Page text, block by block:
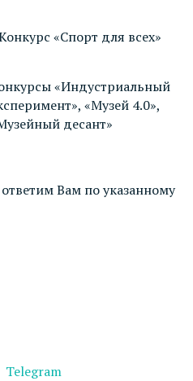
«Спорт для всех»
«Индустриальный
«Музей 4.0»,
десант»
Вам по указанному
Telegram